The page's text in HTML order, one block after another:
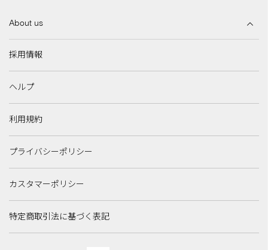
About us
採用情報
ヘルプ
利用規約
プライバシーポリシー
カスタマーポリシー
特定商取引法に基づく表記